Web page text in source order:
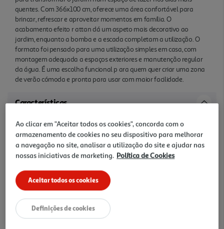
quentes. Com 366x100 cm, oferece uma área confortável para
brincar, refrescar e aproveitar momentos em família. O
acabamento efeito r attan dá um aspeto mais decorativo ao
jardim, enquanto a bomba e a escada completam a utilização. O
formato foi pensado para uma utilização simples em casa, com
montagem adequada a espaços exteriores e manutenção regular
da água. É uma escolha funcional p ara quem quer criar uma zona
de verão cómoda e pronta para usar com maior facilidade.
Características
Precauções Utilização
Montar em local nivelado, manter tratamento regular da água,
limpar filtro, enxaguar e secar estrutura antes de guardar e
proteger de objetos cortantes.
Informação adicional
Embalagem ontém: 1 piscina, 1 bomba de filtro e 1 escada de
segurança.
Ao clicar em "Aceitar todos os cookies", concorda com o
armazenamento de cookies no seu dispositivo para melhorar
a navegação no site, analisar a utilização do site e ajudar nas
nossas iniciativas de marketing. Política de Cookies
Aceitar todos os cookies
Definições de cookies